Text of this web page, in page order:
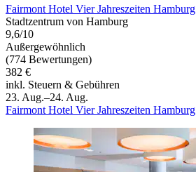
Fairmont Hotel Vier Jahreszeiten Hamburg
Stadtzentrum von Hamburg
9,6/10
Außergewöhnlich
(774 Bewertungen)
382 €
inkl. Steuern & Gebühren
23. Aug.–24. Aug.
Fairmont Hotel Vier Jahreszeiten Hamburg